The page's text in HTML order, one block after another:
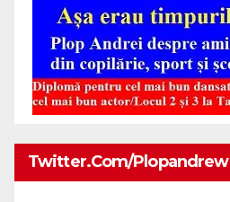
Twitter.com/plopandrew